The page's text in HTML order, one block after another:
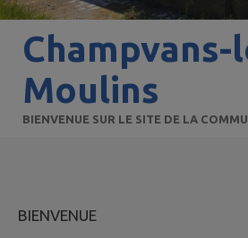
Champvans-
Moulins
BIENVENUE SUR LE SITE DE LA
BIENVENUE